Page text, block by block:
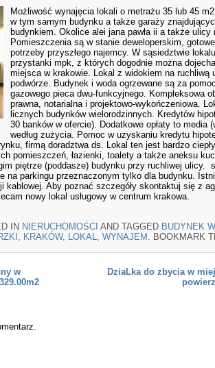
Możliwość wynajęcia lokali o metrażu 35 lub 45
w tym samym budynku a także garaży
budynkiem. Okolice alei jana pawła ii a także ulicy
Pomieszczenia są w stanie deweloperskim,
potrzeby przyszłego najemcy. W sąsiedztwie
przystanki mpk, z których dogodnie można
miejsca w krakowie. Lokal z widokiem na ruchliwą
podwórze. Budynek i woda ogrzewane są za
gazowego pieca dwu-funkcyjnego. Kompleksowa
prawna, notarialna i projektowo-wykończeniowa.
licznych budynków wielorodzinnych. Kredytów
30 banków w ofercie). Dodatkowe opłaty to media
według zużycia. Pomoc w uzyskaniu kredytu
firmą doradztwa ds. Lokal ten jest bardzo
pomieszczeń, łazienki, toalety a także aneksu
piętrze (poddasze) budynku przy ruchliwej ulicy.
na parkingu przeznaczonym tylko dla budynku.
kablowej. Aby poznać szczegóły skontaktuj się z
nowy lokal usługowy w centrum krakowa.
IN NIERUCHOMOŚCI AND TAGGED BUDYNEK
KRAKÓW, LOKAL WYNAJEM . BOOKMARK
w
DziaLka do zbycia w